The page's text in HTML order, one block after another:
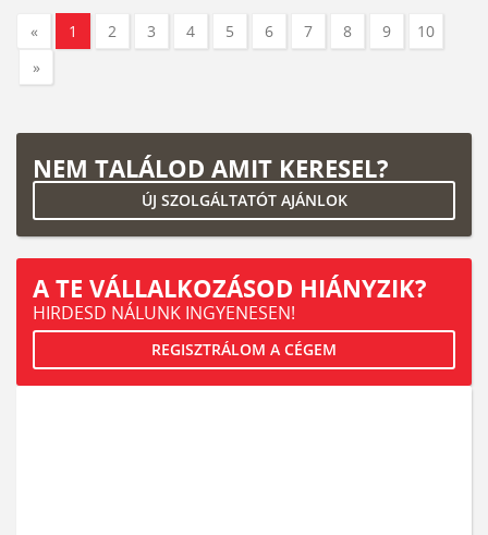
« 1 2 3 4 5 6 7 8 9
10
»
NEM TALÁLOD AMIT KERESEL?
ÚJ SZOLGÁLTATÓT AJÁNLOK
A TE VÁLLALKOZÁSOD HIÁNYZIK?
HIRDESD NÁLUNK INGYENESEN!
REGISZTRÁLOM A CÉGEM